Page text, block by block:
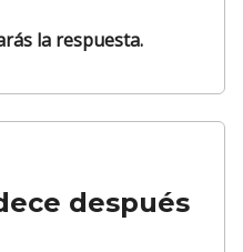
la respuesta.
después